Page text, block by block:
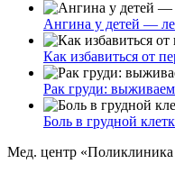
Ангина у детей —
Как избавиться от
Рак груди:
Боль в грудной
Мед. центр